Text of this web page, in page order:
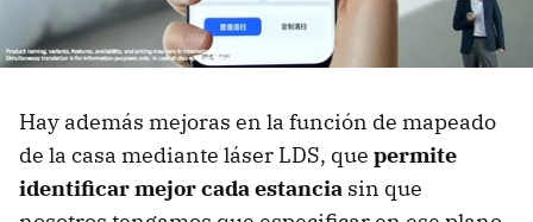
Hay además mejoras en la función de mapeado
de la casa mediante láser LDS, que permite
identificar mejor cada estancia sin que